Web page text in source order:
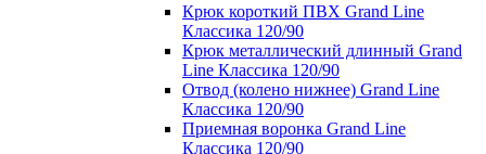
Крюк короткий ПВХ Grand Line
Классика 120/90
Крюк металлический длинный Grand
Line Классика 120/90
Отвод (колено нижнее) Grand Line
Классика 120/90
Приемная воронка Grand Line
Классика 120/90